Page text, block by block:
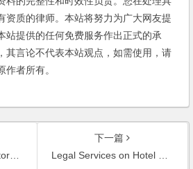
资质的律师。本站将努力为广大网友提
站提供的任何免费服务作出正式的承
其言论不代表本站观点，如需使用，请
作者所有。
Ltd.
下一篇
Legal Services on Hotel management of Ramada Hotel